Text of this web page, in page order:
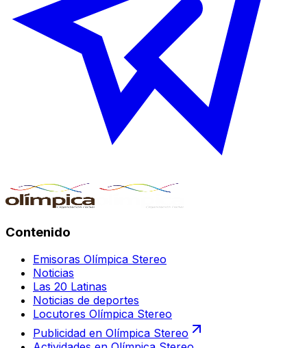
Contenido
Emisoras Olímpica Stereo
Noticias
Las 20 Latinas
Noticias de deportes
Locutores Olímpica Stereo
Publicidad en Olímpica Stereo